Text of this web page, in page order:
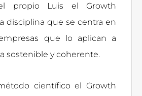
propio Luis el Growth
disciplina que se centra en
que lo aplican a
sostenible y coherente.
científico el Growth